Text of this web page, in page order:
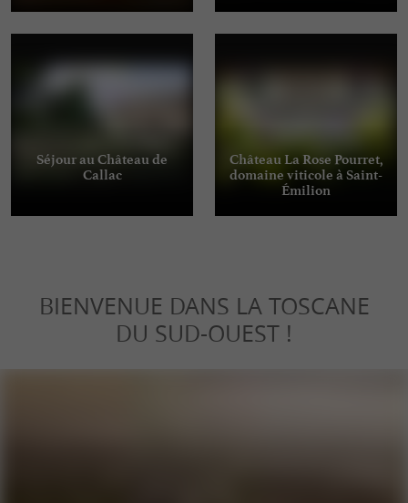
Séjour au Château de
Callac
Château La Rose Pourret,
domaine viticole à Saint-
Émilion
BIENVENUE DANS LA TOSCANE
DU SUD-OUEST !